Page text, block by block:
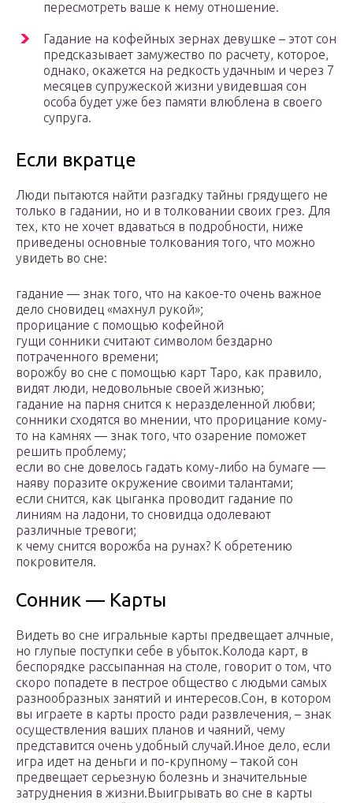
пересмотреть ваше к нему отношение.
Гадание на кофейных зернах девушке – этот сон
предсказывает замужество по расчету, которое,
однако, окажется на редкость удачным и через 7
месяцев супружеской жизни увидевшая сон
особа будет уже без памяти влюблена в своего
супруга.
Если вкратце
Люди пытаются найти разгадку тайны грядущего не
только в гадании, но и в толковании своих грез. Для
тех, кто не хочет вдаваться в подробности, ниже
приведены основные толкования того, что можно
увидеть во сне:
гадание — знак того, что на какое-то очень важное
дело сновидец «махнул рукой»;
прорицание с помощью кофейной
гущи сонники считают символом бездарно
потраченного времени;
ворожбу во сне с помощью карт Таро, как правило,
видят люди, недовольные своей жизнью;
гадание на парня снится к неразделенной любви;
сонники сходятся во мнении, что прорицание кому-
то на камнях — знак того, что озарение поможет
решить проблему;
если во сне довелось гадать кому-либо на бумаге —
наяву поразите окружение своими талантами;
если снится, как цыганка проводит гадание по
линиям на ладони, то сновидца одолевают
различные тревоги;
к чему снится ворожба на рунах? К обретению
покровителя.
Сонник — Карты
Видеть во сне игральные карты предвещает алчные,
но глупые поступки себе в убыток.Колода карт, в
беспорядке рассыпанная на столе, говорит о том, что
скоро попадете в пестрое общество с людьми самых
разнообразных занятий и интересов.Сон, в котором
вы играете в карты просто ради развлечения, – знак
осуществления ваших планов и чаяний, чему
представится очень удобный случай.Иное дело, если
игра идет на деньги и по-крупному – такой сон
предвещает серьезную болезнь и значительные
затруднения в жизни.Выигрывать во сне в карты